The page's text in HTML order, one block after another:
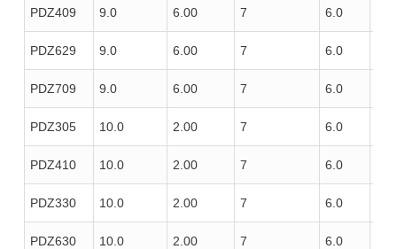
PDZ409 9.0 6.00 7 6.0
PDZ629 9.0 6.00 7 6.0
PDZ709 9.0 6.00 7 6.0
PDZ305 10.0 2.00 7 6.0
PDZ410 10.0 2.00 7 6.0
PDZ330 10.0 2.00 7 6.0
PDZ630 10.0 2.00 7 6.0